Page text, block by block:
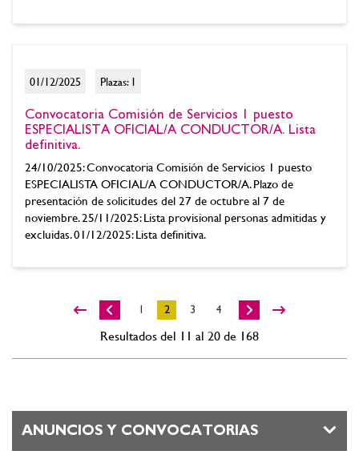
01/12/2025 Plazas: 1
Convocatoria Comisión de Servicios 1 puesto
ESPECIALISTA OFICIAL/A CONDUCTOR/A. Lista
definitiva.
24/10/2025: Convocatoria Comisión de Servicios 1 puesto
ESPECIALISTA OFICIAL/A CONDUCTOR/A. Plazo de
presentación de solicitudes del 27 de octubre al 7 de
noviembre. 25/11/2025: Lista provisional personas admitidas y
excluidas. 01/12/2025: Lista definitiva.
Resultados del 11 al 20 de 168
2 3 4
ANUNCIOS Y CONVOCATORIAS